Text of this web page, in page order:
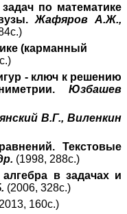
по математике
Жафяров А.Ж.,
(карманный
- ключ к решению
Юзбашев
В.Г., Виленкин
Текстовые
(1998, 288с.)
в задачах и
(2006, 328с.)
160с.)